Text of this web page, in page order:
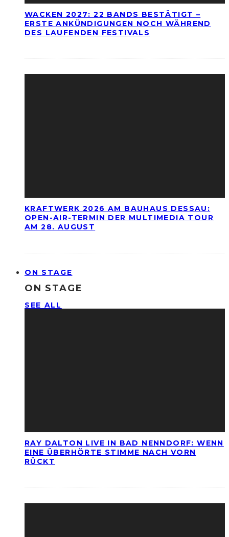
WACKEN 2027: 22 BANDS BESTÄTIGT –
ERSTE ANKÜNDIGUNGEN NOCH WÄHREND
DES LAUFENDEN FESTIVALS
KRAFTWERK 2026 AM BAUHAUS DESSAU:
OPEN-AIR-TERMIN DER MULTIMEDIA TOUR
AM 28. AUGUST
ON STAGE
ON STAGE
SEE ALL
RAY DALTON LIVE IN BAD NENNDORF: WENN
EINE ÜBERHÖRTE STIMME NACH VORN
RÜCKT